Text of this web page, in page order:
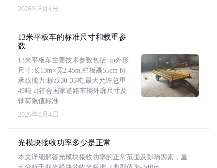
2026年8月4日
13米平板车的标准尺寸和载重参
数
13米平板车主要技术参数包括: a)外形
尺寸:长13m×宽2.45m,栏板高55cm b)
承载能力:标载30-35吨,最大允许总重
49吨 c)符合国家道路车辆外廓尺寸及
轴荷限值标准
2026年8月4日
光模块接收功率多少是正常
本文详细解答光模块接收功率的正常范围及影响因素，重